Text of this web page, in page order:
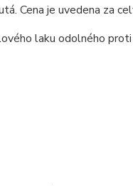
Cena je uvedena za
laku odolného